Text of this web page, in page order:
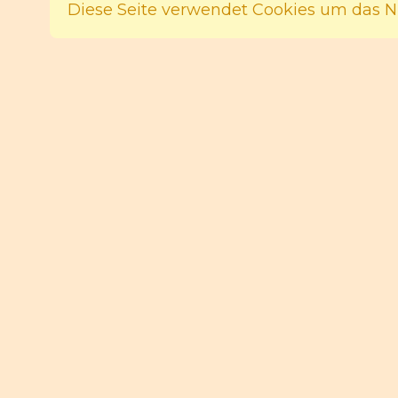
Diese Seite verwendet Cookies um das